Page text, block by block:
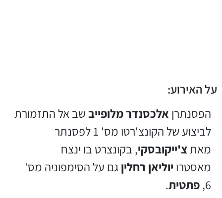
על האירוע:
הפסנתרן אלכסנדר מלופייב שב אל התזמורת
לביצוע של הקונצ'רטו מס' 1 לפסנתר
מאתצ'ייקובסקי, בקונצרט בו ינצח
מאסטרו יוליאן רחלין גם על הסימפוניה מס'
6, פתטית.